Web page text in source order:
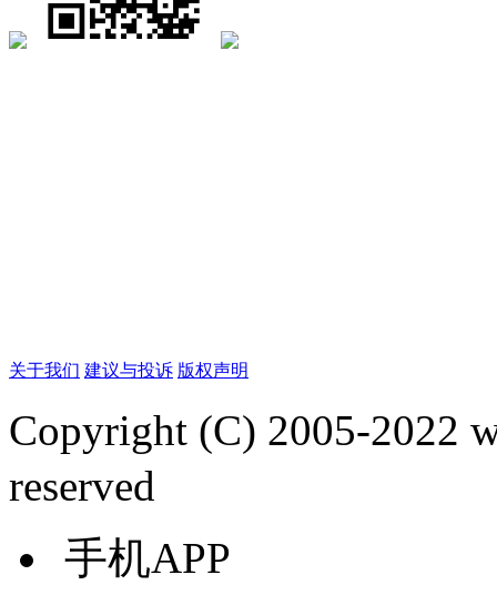
关于我们 建议与投诉 版权声明
Copyright (C) 2005-2022
reserved
手机APP